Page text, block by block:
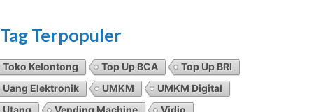
Tag Terpopuler
Toko Kelontong Top Up BCA
Top Up BRI
Uang Elektronik
UMKM
UMKM Digital
Utang
Vending Machine
Vidio